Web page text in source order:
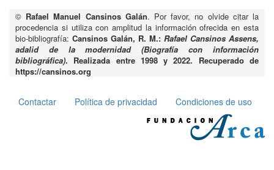
© Rafael Manuel Cansinos Galán. Por favor, no olvide citar la
procedencia si utiliza con amplitud la información ofrecida en esta
bio-bibliografía: Cansinos Galán, R. M.: Rafael Cansinos Assens,
adalid de la modernidad (Biografía con información
bibliográfica). Realizada entre 1998 y 2022. Recuperado de
https://cansinos.org
Pie
Contactar Política de privacidad Condiciones de uso